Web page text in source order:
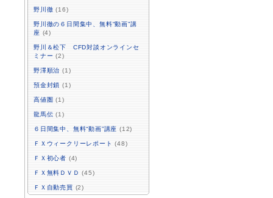
野川徹 (16)
野川徹の６日間集中、無料“動画”講
座 (4)
野川＆松下 CFD対談オンラインセ
ミナー (2)
野澤順治 (1)
預金封鎖 (1)
高値圏 (1)
龍馬伝 (1)
６日間集中、無料“動画”講座 (12)
ＦＸウィークリーレポート (48)
ＦＸ初心者 (4)
ＦＸ無料ＤＶＤ (45)
ＦＸ自動売買 (2)